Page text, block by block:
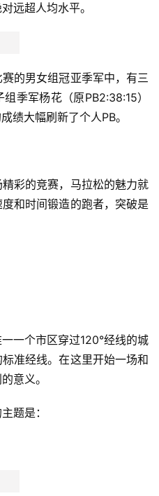
远超人均水平。
的男女组冠亚季军中，有三
季军杨花（原PB2:38:15）
绩大幅刷新了个人PB。
彩的竞赛，马拉松的魅力就
和时间锻造的跑者，突破是
一个市区穿过120°经线的城
准经线。在这里开始一场和
意义。
题是：